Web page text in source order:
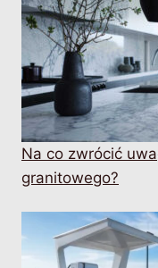
Na co zwrócić
granitowego?